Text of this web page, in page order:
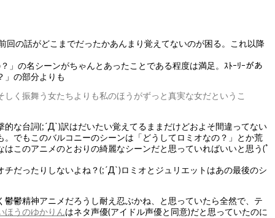
の話がどこまでだったかあんまり覚えてないのが困る。これ以降
の名シーンがちゃんとあったことである程度は満足。ｽﾄｰﾘｰがあ
」の部分よりも
く振舞う女たちよりも私のほうがずっと真実な女だというこ
な台詞(;´Д`)訳はだいたい覚えてるままだけどおよそ間違ってない
でもこのバルコニーのシーンは「どうしてロミオなの？」とか荒
このアニメのとおりの綺麗なシーンだと思っていればいいと思う(ﾟ
だったりしないよね？(;´Д`)ロミオとジュリエットはあの最後のシ
鬱精神アニメだろうし耐え忍ぶかね、と思っていたら全然で、テ
ほうのゆかりんはネタ声優(アイドル声優と同意)だと思っていたのに